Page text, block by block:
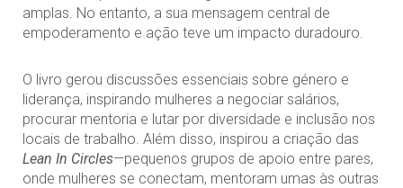
amplas. No entanto, a sua mensagem central de
empoderamento e ação teve um impacto duradouro.
O livro gerou discussões essenciais sobre género e
liderança, inspirando mulheres a negociar salários,
procurar mentoria e lutar por diversidade e inclusão nos
locais de trabalho. Além disso, inspirou a criação das
Lean In Circles—pequenos grupos de apoio entre pares,
onde mulheres se conectam, mentoram umas às outras